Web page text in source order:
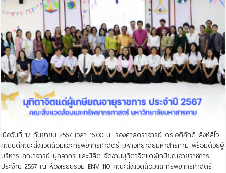
เมื่อวันที่ 17 กันยายน 2567 เวลา 16.00 น. รองศาสตราจารย์ ดร.อดิศักดิ์ สิงห์สีโว
คณบดีคณะสิ่งแวดล้อมและทรัพยากรศาสตร์ มหาวิทยาลัยมหาสารคาม พร้อมด้วยผู้
บริหาร คณาจารย์ บุคลากร และนิสิต จัดงานมุทิตาจิตแด่ผู้เกษียณอายุราชการ
ประจำปี 2567 ณ ห้องเรียนรวม ENV 110 คณะสิ่งแวดล้อมและทรัพยากรศาสตร์